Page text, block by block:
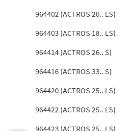
964402 (ACTROS 20.. LS)
964403 (ACTROS 18.. LS)
964414 (ACTROS 26.. S)
964416 (ACTROS 33.. S)
964420 (ACTROS 25.. LS)
964422 (ACTROS 25.. LS)
964423 (ACTROS 25.. LS)